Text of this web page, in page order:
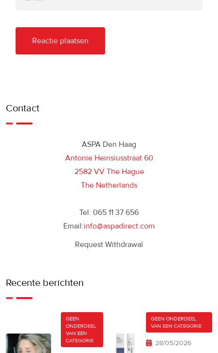
Contact
ASPA Den Haag
Antonie Heinsiusstraat 60
2582 VV The Hague
The Netherlands
Tel: 065 11 37 656
Email:info@aspadirect.com
Request Withdrawal
Recente berichten
GEEN
ONDERDEEL
VAN EEN
CATEGORIE
GEEN ONDERDEEL
VAN EEN CATEGORIE
28/05/2026